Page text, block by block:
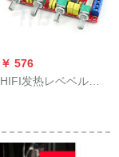
￥ 576
HIFI发热レベベルの
のばら件のセットラ
イトの完成品の板の